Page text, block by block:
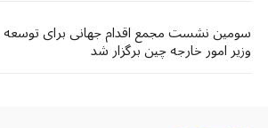
سومین نشست مجمع اقدام جهانی برای
وزیر امور خارجه چین برگزار شد